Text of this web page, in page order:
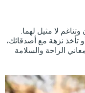
لا مثيل لهما.
نزهة مع أصدقائك،
الراحة والسلامة